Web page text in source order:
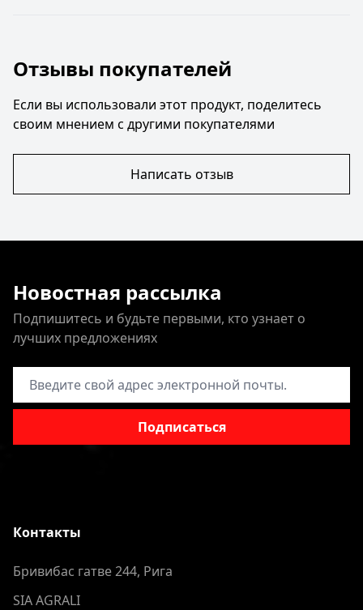
Отзывы покупателей
Если вы использовали этот продукт, поделитесь
своим мнением с другими покупателями
Написать отзыв
Новостная рассылка
Подпишитесь и будьте первыми, кто узнает о
лучших предложениях
Адрес электронной почты
Подписаться
Контакты
Бривибас гатве 244, Рига
SIA AGRALI